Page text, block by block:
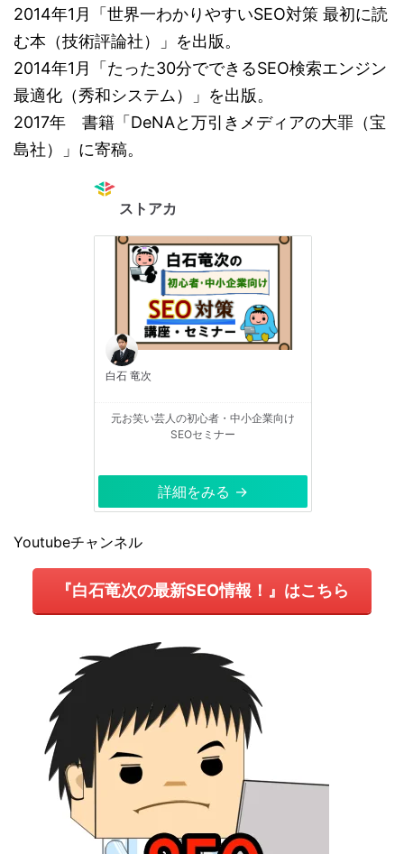
2014年1月「世界一わかりやすいSEO対策 最初に読
む本（技術評論社）」を出版。
2014年1月「たった30分でできるSEO検索エンジン
最適化（秀和システム）」を出版。
2017年 書籍「DeNAと万引きメディアの大罪（宝
島社）」に寄稿。
ストアカ
白石 竜次
元お笑い芸人の初心者・中小企業向け
SEOセミナー
詳細をみる →
Youtubeチャンネル
『白石竜次の最新SEO情報！』はこちら